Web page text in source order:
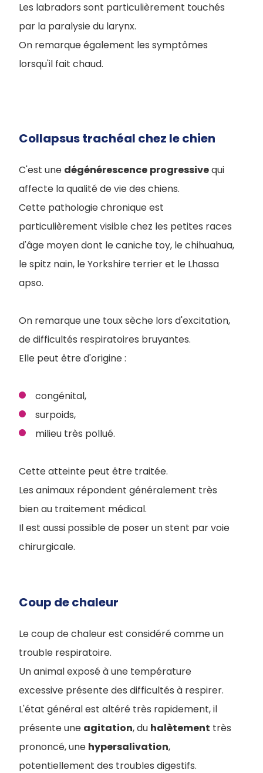
Les labradors sont particulièrement touchés
par la paralysie du larynx.
On remarque également les symptômes
lorsqu'il fait chaud.
Collapsus trachéal chez le chien
C'est une dégénérescence progressivequi
affecte la qualité de vie des chiens.
Cette pathologie chronique est
particulièrement visible chez les petites races
d'âge moyen dont le caniche toy, le chihuahua,
le spitz nain, le Yorkshire terrier et le Lhassa
apso.
On remarque une toux sèche lors d'excitation,
de difficultés respiratoires bruyantes.
Elle peut être d'origine :
congénital,
surpoids,
milieu très pollué.
Cette atteinte peut être traitée.
Les animaux répondent généralement très
bien au traitement médical.
Il est aussi possible de poser un stent par voie
chirurgicale.
Coup de chaleur
Le coup de chaleur est considéré comme un
trouble respiratoire.
Un animal exposé à une température
excessive présente des difficultés à respirer.
L'état général est altéré très rapidement, il
présente une agitation, du halètement très
prononcé, une hypersalivation,
potentiellement des troubles digestifs.